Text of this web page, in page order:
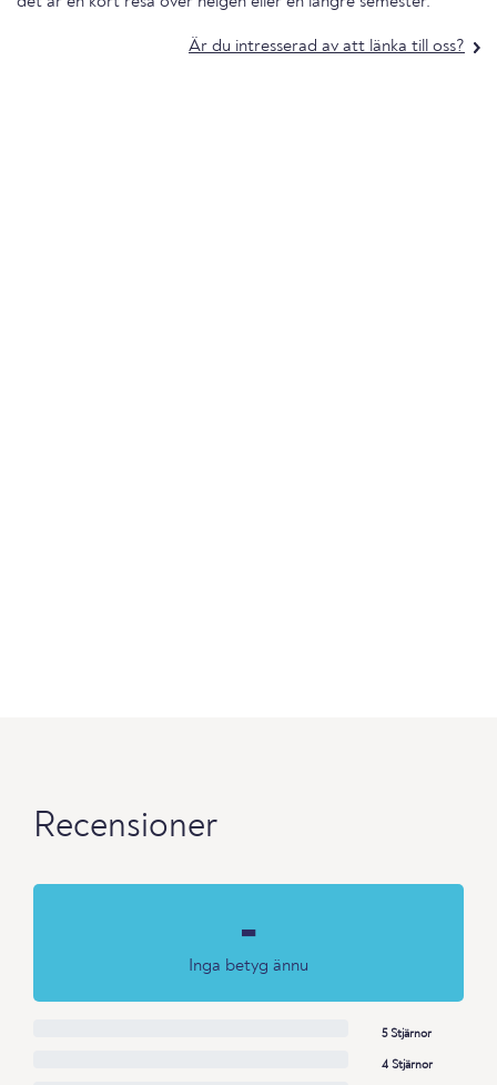
Är du intresserad av att länka till oss?
Recensioner
-
Inga betyg ännu
5 Stjärnor
4 Stjärnor